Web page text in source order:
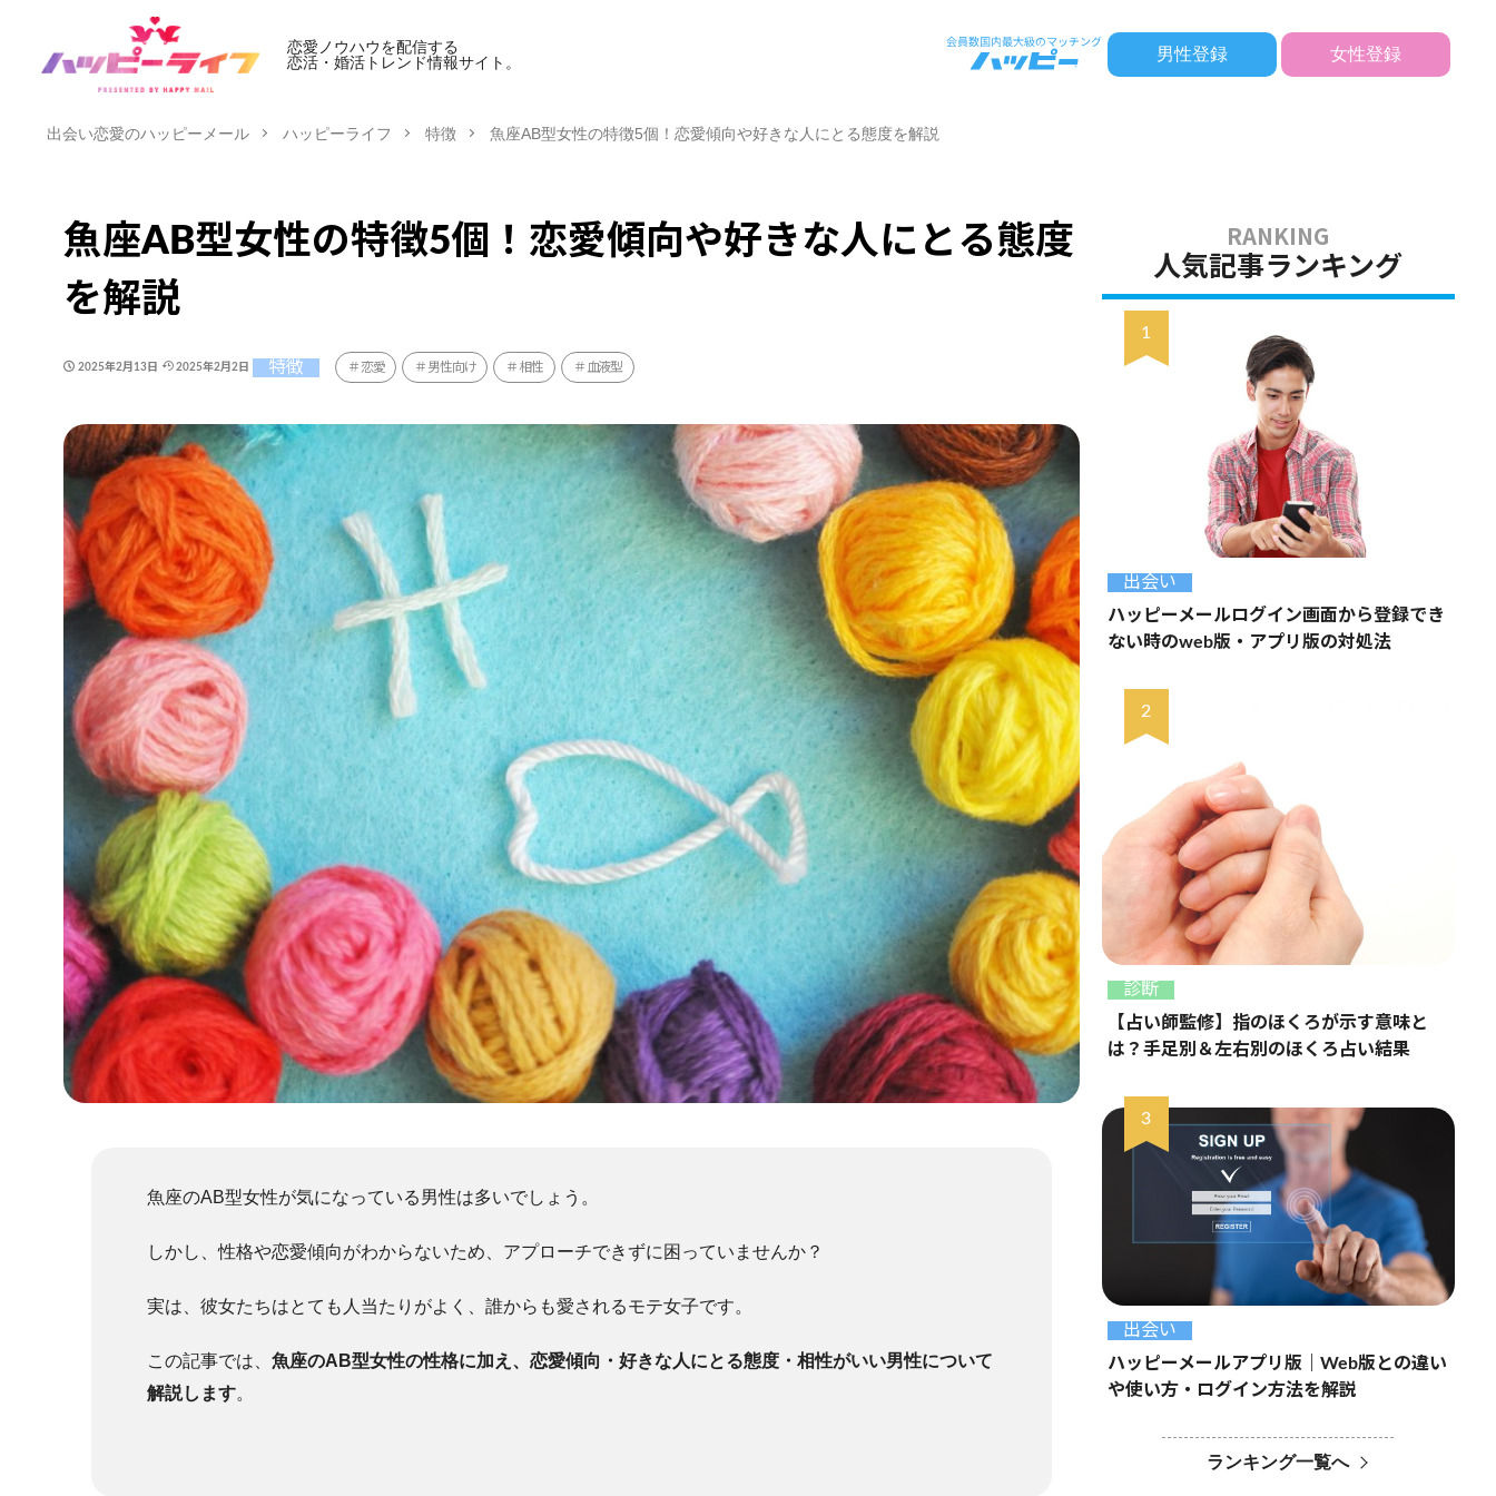
恋愛ノウハウを配信する
恋活・婚活トレンド情報サイト。
男性登録 女性登録
出会い恋愛のハッピーメール ハッピーライフ 特徴 魚座AB型女性の特徴5個！恋愛傾向や好きな人にとる態度を解説
魚座AB型女性の特徴5個！恋愛傾向や好きな人にとる態度
を解説
2025年2月13日 2025年2月2日 特徴 恋愛 男性向け 相性 血液型
魚座のAB型女性が気になっている男性は多いでしょう。
しかし、性格や恋愛傾向がわからないため、アプローチできずに困っていませんか？
実は、彼女たちはとても人当たりがよく、誰からも愛されるモテ女子です。
この記事では、 魚座のAB型女性の性格に加え、恋愛傾向・好きな人にとる態度・相性がいい男性について
解説します。
人気記事ランキング
出会い
ハッピーメールログイン画面から登録でき
ない時のweb版・アプリ版の対処法
診断
【占い師監修】指のほくろが示す意味と
は？手足別＆左右別のほくろ占い結果
出会い
ハッピーメールアプリ版｜Web版との違い
や使い方・ログイン方法を解説
ランキング一覧へ